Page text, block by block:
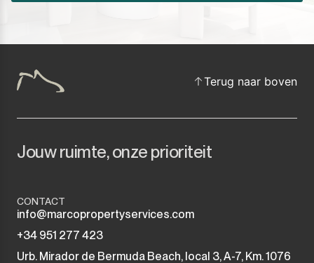
Terug naar boven
Jouw ruimte, onze prioriteit
CONTACT
info@marcopropertyservices.com
+34 951 277 423
Urb. Mirador de Bermuda Beach, local 3, A-7, Km. 1076